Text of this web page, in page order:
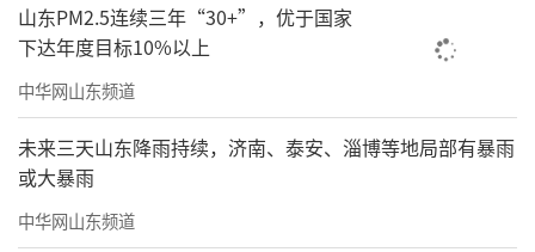
山东PM2.5连续三年“30+”，优于国家
下达年度目标10%以上
中华网山东频道
未来三天山东降雨持续，济南、泰安、淄博等地局部有暴雨
或大暴雨
中华网山东频道